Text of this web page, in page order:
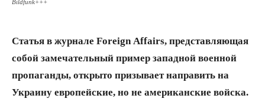
Bildfunk+++
Статья в журнале Foreign Affairs, представляющая
собой замечательный пример западной военной
пропаганды, открыто призывает направить на
Украину европейские, но не американские войска.